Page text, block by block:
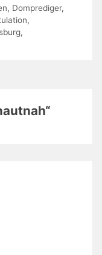
, Domprediger,
,
,